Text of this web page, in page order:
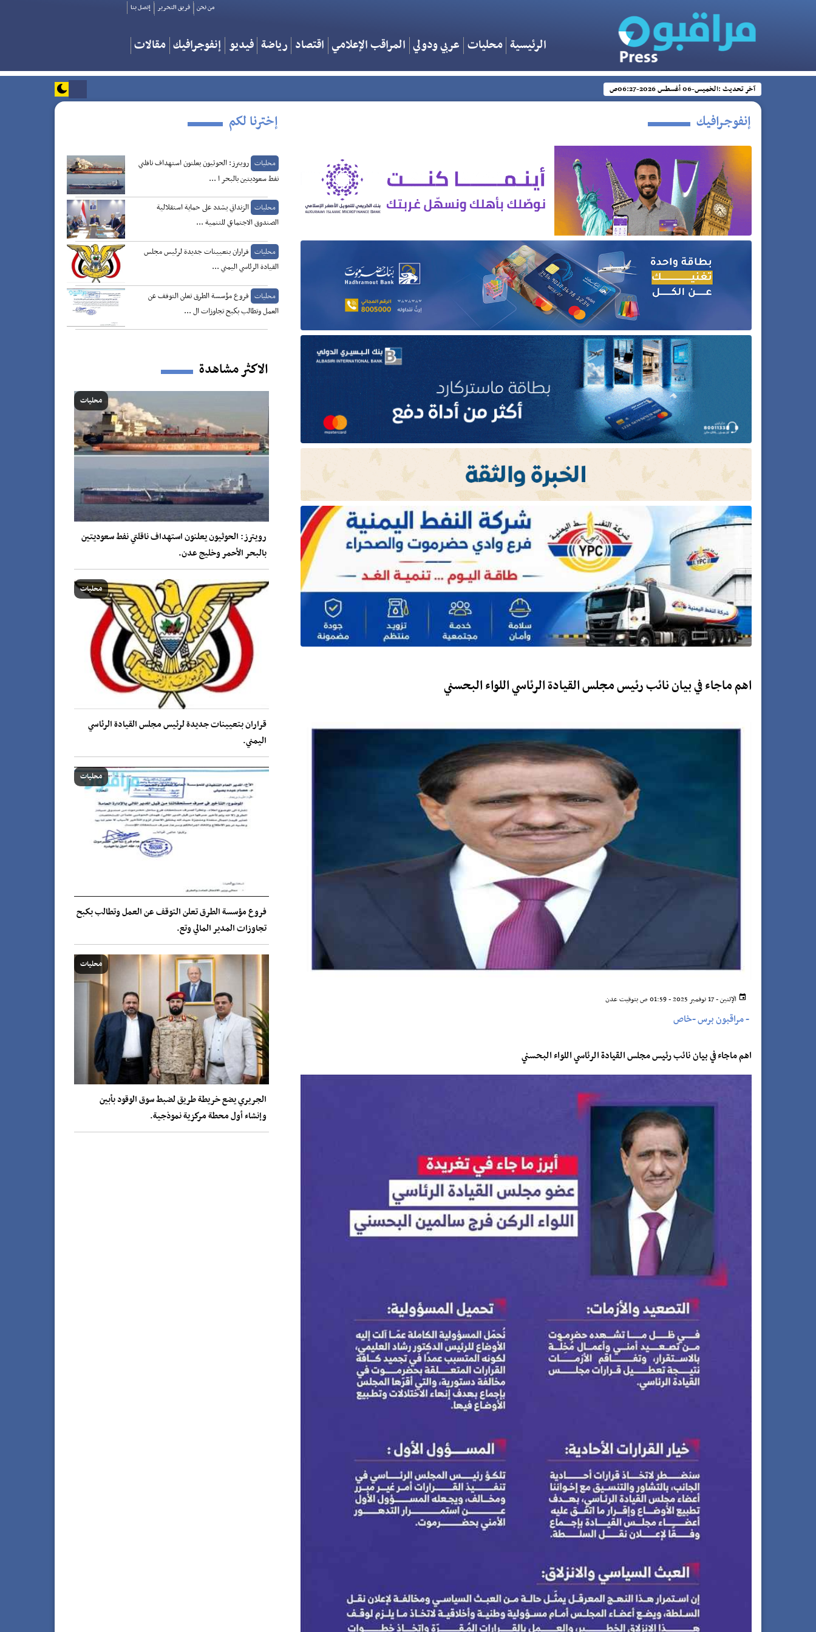
من نحن فريق التحرير إتصل بنا
الرئيسية محليات عربي ودولي المراقب الإعلامي اقتصاد رياضة فيديو إنفوجرافيك مقالات
آخر تحديث :الخميس-06 أغسطس 2026-06:27ص
إنفوجرافيك
اهم ماجاء في بيان نائب رئيس مجلس القيادة الرئاسي اللواء البحسني
الإثنين - 17 نوفمبر 2025 - 01:59 ص بتوقيت عدن
-مراقبون برس -خاص
اهم ماجاء في بيان نائب رئيس مجلس القيادة الرئاسي اللواء البحسني
إخترنا لكم
محليات رويترز: الحوثيون يعلنون استهداف ناقلتي
نفط سعوديتين بالبحر ا ...
محليات الزنداني يشدد على حماية استقلالية
الصندوق الاجتماعي للتنمية ...
محليات قراران بتعيينات جديدة لرئيس مجلس
القيادة الرئاسي اليمني ...
محليات فروع مؤسسة الطرق تعلن التوقف عن
العمل وتطالب بكبح تجاوزات ال ...
الاكثر مشاهدة
محليات
رويترز: الحوثيون يعلنون استهداف ناقلتي نفط سعوديتين
بالبحر الأحمر وخليج عدن.
محليات
قراران بتعيينات جديدة لرئيس مجلس القيادة الرئاسي
اليمني.
محليات
فروع مؤسسة الطرق تعلن التوقف عن العمل وتطالب بكبح
تجاوزات المدير المالي وتع.
محليات
الجريري يضع خريطة طريق لضبط سوق الوقود بأبين
وإنشاء أول محطة مركزية نموذجية.